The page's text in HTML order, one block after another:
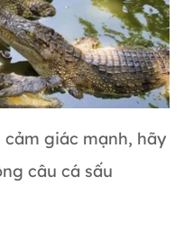
giác mạnh, hãy
câu cá sấu